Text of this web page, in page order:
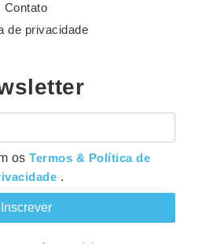
Contato
de privacidade
osTermos & Política de
.